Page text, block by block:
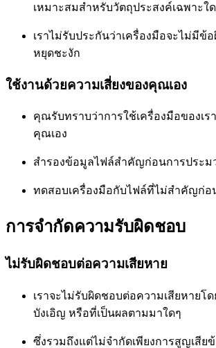
เหมาะสมสำหรับวัตถุประสงค์เฉพาะใ
เราไม่รับประกันว่าเครื่องมือจะไม่มีข้
หยุดชะงัก
ใช้งานด้วยความเสี่ยงของคุณเอง
คุณรับทราบว่าการใช้เครื่องมือของเร
คุณเอง
สำรองข้อมูลไฟล์สำคัญก่อนการประม
ทดสอบเครื่องมือกับไฟล์ที่ไม่สำคัญก่อ
การจำกัดความรับผิดชอบ
ไม่รับผิดชอบต่อความเสียหาย
เราจะไม่รับผิดชอบต่อความเสียหายโ
บังเอิญ หรือที่เป็นผลตามมาใดๆ
ซึ่งรวมถึงแต่ไม่จำกัดเพียงการสูญเสีย